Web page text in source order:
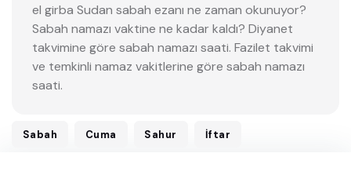
el girba Sudan sabah ezanı ne zaman okunuyor?
Sabah namazı vaktine ne kadar kaldı? Diyanet
takvimine göre sabah namazı saati. Fazilet takvimi
ve temkinli namaz vakitlerine göre sabah namazı
saati.
Sabah Cuma Sahur İftar